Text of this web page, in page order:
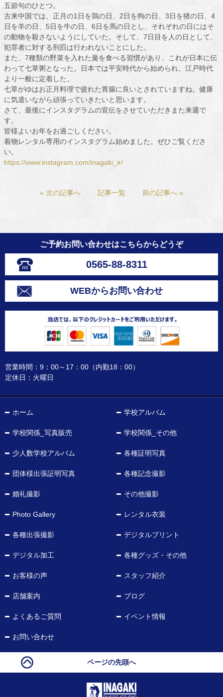
五節句のひとつ。
古来中国では、正月の1日を鶏の日、2日を狗の日、3日を猪の日、4
日を羊の日、5日を牛の日、6日を馬の日とし、それぞれの日にはそ
の動物を殺さないようにしていた。そして、7日目を人の日として、
犯罪者に対する刑罰は行われないことにした。
また、7種類の野菜を入れた羹を食べる習慣があり、これが日本に伝
わって七草粥となった。日本では平安時代から始められ、江戸時代
より一般に定着した。
七草がゆはお正月料理で疲れた胃腸に良いとされていますね。健康
に気遣いながら頑張っていきたいと思います。
さて、最後にインスタグラムの宣伝をさせていただきまた来週で
す。
皆様よいお年をお過ごしください。
着物レンタル専用のインスタグラム始めました。ぜひご覧くださ
い。
https://www.instagram.com/inagaki_ir/
« 次の記事へ 記事一覧 前の記事へ »
ご予約お問い合わせはこちらからどうぞ
0565-88-8311
WEBからお問い合わせ
営業時間：9：00～17：00（内勤18：00）
定休日：火曜日
ホーム 学校アルバム
学校関係_写真販売 学校関係_その他
少人数学校アルバム 各種証明写真
団体様出張証明写真 各種記念撮影
婚礼撮影 その他撮影
Photo Gallery レンタル衣装
各種出張撮影 デジタルプリント
デジタル加工 各種グッズ・その他
お客様の声 スタッフ紹介
店舗案内 ブログ
よくあるご質問 イベント情報
お問い合わせ
ページの先頭へ